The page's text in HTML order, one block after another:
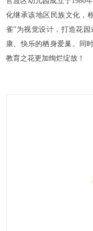
化继承该地区民族文化，
雀”为视觉设计，打造花
康、快乐的栖身爱巢。同
教育之花更加绚烂绽放！